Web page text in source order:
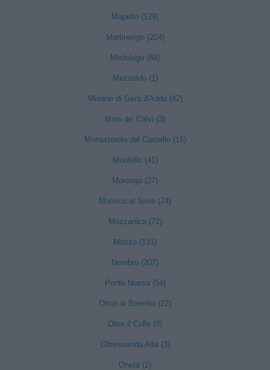
Mapello (129)
Martinengo (204)
Medolago (84)
Mezzoldo (1)
Misano di Gera d'Adda (42)
Moio de' Calvi (3)
Monasterolo del Castello (15)
Montello (41)
Morengo (27)
Mornico al Serio (74)
Mozzanica (72)
Mozzo (131)
Nembro (207)
Ponte Nossa (54)
Olmo al Brembo (12)
Oltre il Colle (8)
Oltressenda Alta (3)
Oneta (2)